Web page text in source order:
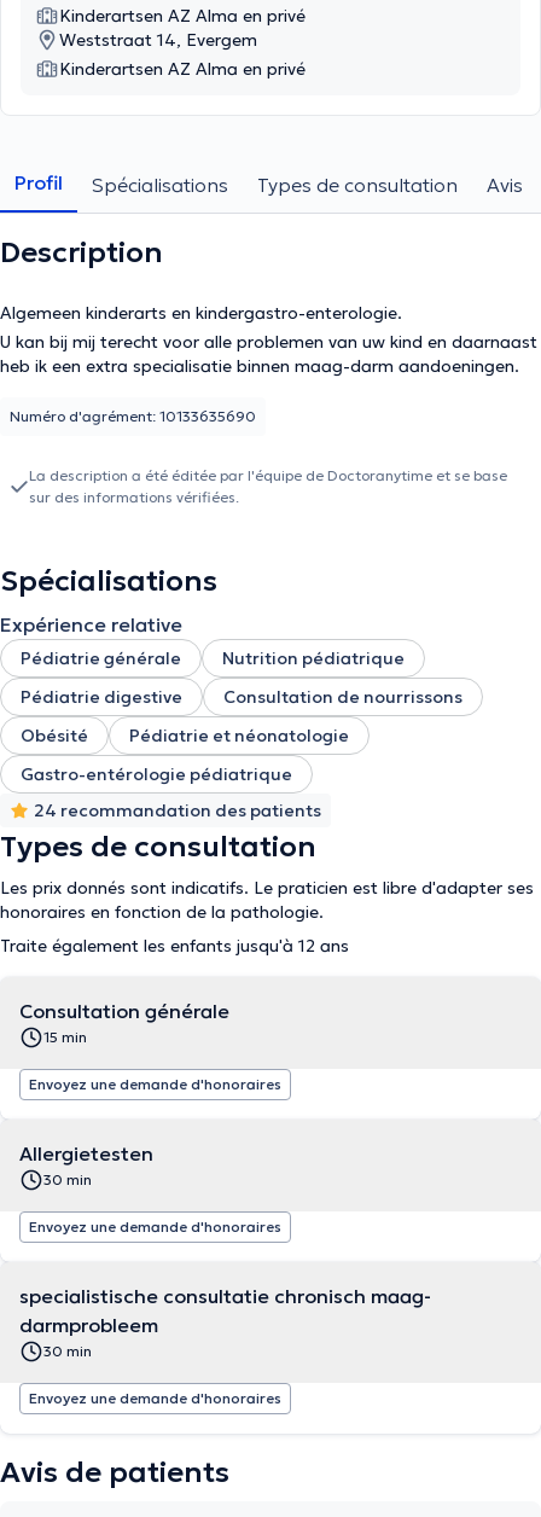
Kinderartsen AZ Alma en privé
Weststraat 14, Evergem
Kinderartsen AZ Alma en privé
Profil Spécialisations Types de consultation Avis
Description
Algemeen kinderarts en kindergastro-enterologie.
U kan bij mij terecht voor alle problemen van uw kind en daarnaast
heb ik een extra specialisatie binnen maag-darm aandoeningen.
Numéro d'agrément: 10133635690
La description a été éditée par l'équipe de Doctoranytime et se base
sur des informations vérifiées.
Spécialisations
Expérience relative
Pédiatrie générale
Nutrition pédiatrique
Pédiatrie digestive
Consultation de nourrissons
Obésité
Pédiatrie et néonatologie
Gastro-entérologie pédiatrique
24 recommandation des patients
Types de consultation
Les prix donnés sont indicatifs. Le praticien est libre d'adapter ses
honoraires en fonction de la pathologie.
Traite également les enfants jusqu'à 12 ans
Consultation générale
15 min
Envoyez une demande d'honoraires
Allergietesten
30 min
Envoyez une demande d'honoraires
specialistische consultatie chronisch maag-
darmprobleem
30 min
Envoyez une demande d'honoraires
Avis de patients